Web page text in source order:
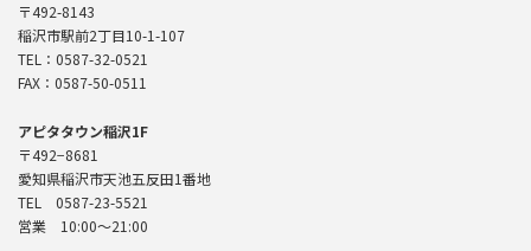
〒492-8143
稲沢市駅前2丁目10-1-107
TEL：0587-32-0521
FAX：0587-50-0511
アピタタウン稲沢1F
〒492−8681
愛知県稲沢市天池五反田1番地
TEL 0587-23-5521
営業 10:00〜21:00